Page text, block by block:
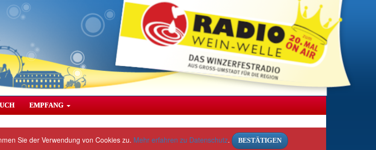
EMPFANG
Sie der Verwendung von Cookies zu. Mehr erfahren zu Datenschutz. BESTÄTIGEN